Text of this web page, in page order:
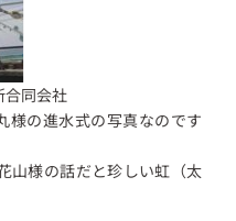
合同会社
様の進水式の写真なのです
山様の話だと珍しい虹（太